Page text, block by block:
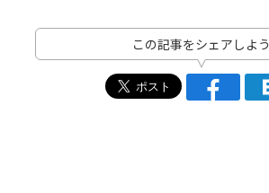
この記事をシェアしよう